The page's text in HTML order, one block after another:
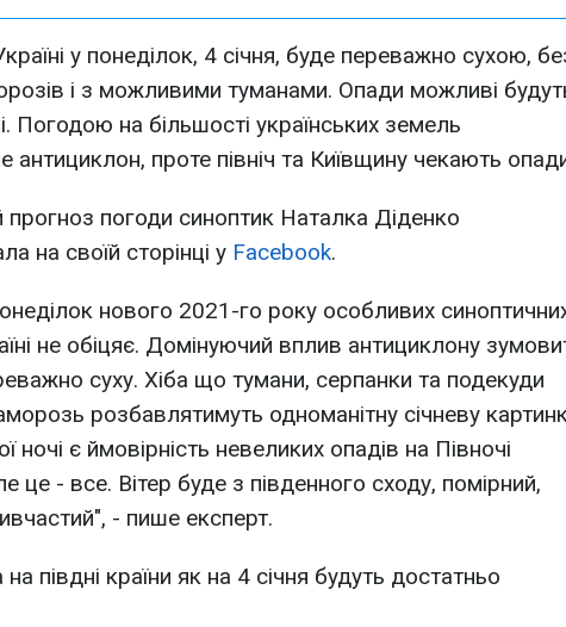
у понеділок, 4 січня, буде переважно сухою,
і з можливими туманами. Опади можливі
Погодою на більшості українських земель
антициклон, проте північ та Київщину чекають
прогноз погоди синоптик Наталка Діденко
на своїй сторінці у Facebook.
нового 2021-го року особливих
не обіцяє. Домінуючий вплив антициклону
суху. Хіба що тумани, серпанки та подекуди
розбавлятимуть одноманітну січневу
ночі є ймовірність невеликих опадів на Півночі
це - все. Вітер буде з південного сходу, помірний,
- пише експерт.
на півдні країни як на 4 січня будуть достатньо